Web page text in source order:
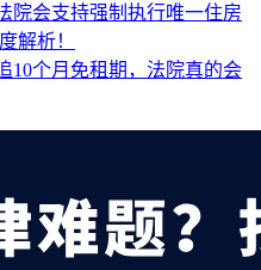
院会支持强制执行唯一住房
解析！
10个月免租期，法院真的会